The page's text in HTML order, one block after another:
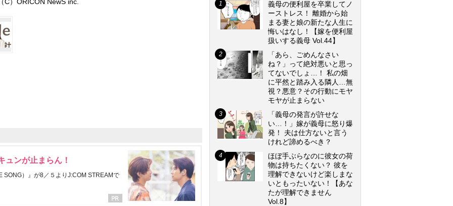
ュンが止まらん！
SONG）』が8／５よりJ:COM STREAMで
義母の便利屋を卒業してノ
ーストレス！ 離婚から始
まる妻と娘の新たな人生に
悔いはなし！【嫁を便利屋
扱いする義母 Vol.44】
「あら、ごめんなさい
ね？」って絶対悪いと思っ
てないでしょ…！ 私の畑
に平然と踏み入る隣人…無
視？悪意？その行動にモヤ
モヤが止まらない
「義母の発言が許せな
い…！」嫁が義母に怒り爆
発！ 夫は仕方ないと言う
けれど諦めるべき？
ほぼ手ぶらなのに彼女の荷
物は持ちたくない？ 彼を
理解できないけど楽しまな
いともったいない！【あな
たが理解できません
Vol.8】